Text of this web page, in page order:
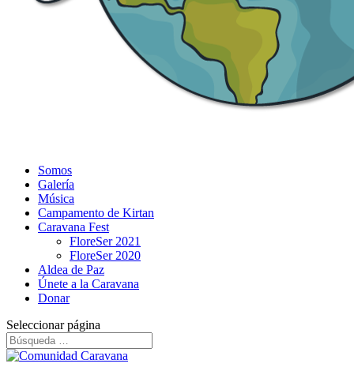
Somos
Galería
Música
Campamento de Kirtan
Caravana Fest
FloreSer 2021
FloreSer 2020
Aldea de Paz
Únete a la Caravana
Donar
Seleccionar página